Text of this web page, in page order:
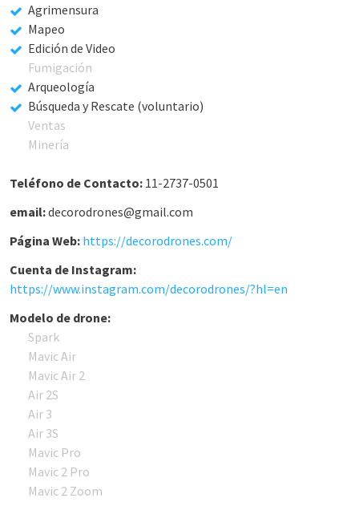
Agrimensura
Mapeo
Edición de Video
Fumigación
Arqueología
Búsqueda y Rescate (voluntario)
Ventas
Minería
Teléfono de Contacto: 11-2737-0501
email:decorodrones@gmail.com
Página Web: https://decorodrones.com/
Cuenta de Instagram:
https://www.instagram.com/decorodrones/?hl=en
Modelo de drone:
Spark
Mavic Air
Mavic Air 2
Air 2S
Air 3
Air 3S
Mavic Pro
Mavic 2 Pro
Mavic 2 Zoom